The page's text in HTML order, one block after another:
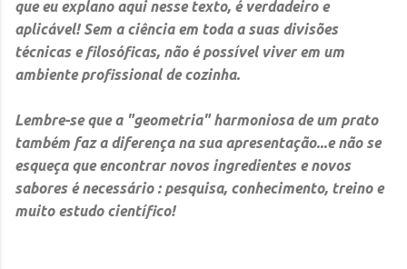
que eu explano aqui nesse texto, é verdadeiro e
aplicável! Sem a ciência em toda a suas divisões
técnicas e filosóficas, não é possível viver em um
ambiente profissional de cozinha.
Lembre-se que a"geometria"harmoniosa de um prato
também faz a diferença na sua apresentação...e não se
esqueça que encontrar novos ingredientes e novos
sabores é necessário : pesquisa, conhecimento, treino e
muito estudo científico!